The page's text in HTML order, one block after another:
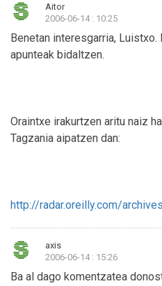
Aitor
2006-06-14 : 10:25
Benetan interesgarria,
apunteak bidaltzen.
Oraintxe irakurtzen aritu naiz
Tagzania aipatzen dan:
http://radar.oreilly.com/
axis
2006-06-14 : 15:26
Ba al dago komentzatea